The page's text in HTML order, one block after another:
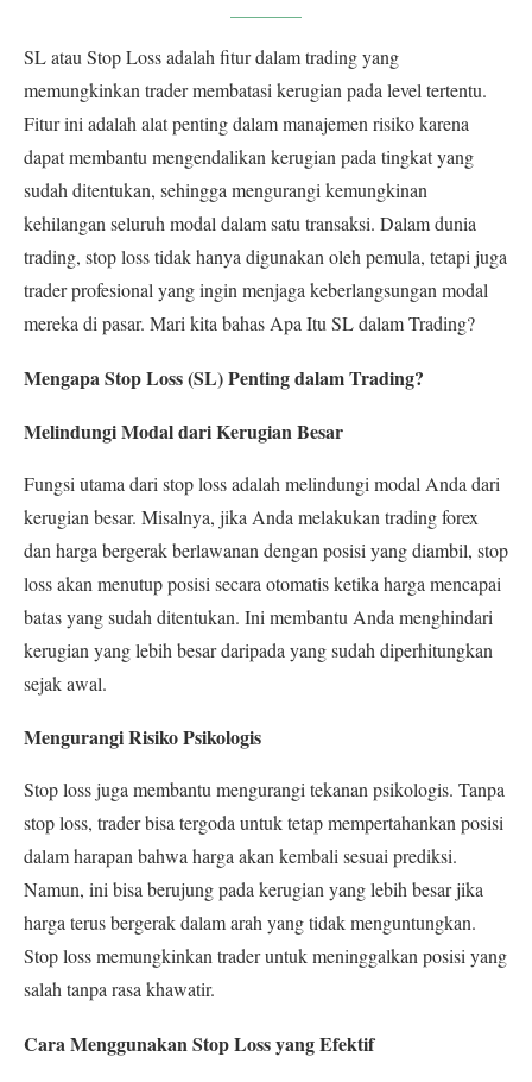
SL atau Stop Loss adalah fitur dalam trading yang
memungkinkan trader membatasi kerugian pada level tertentu.
Fitur ini adalah alat penting dalam manajemen risiko karena
dapat membantu mengendalikan kerugian pada tingkat yang
sudah ditentukan, sehingga mengurangi kemungkinan
kehilangan seluruh modal dalam satu transaksi. Dalam dunia
trading, stop loss tidak hanya digunakan oleh pemula, tetapi juga
trader profesional yang ingin menjaga keberlangsungan modal
mereka di pasar. Mari kita bahas Apa Itu SL dalam Trading?
Mengapa Stop Loss (SL) Penting dalam Trading?
Melindungi Modal dari Kerugian Besar
Fungsi utama dari stop loss adalah melindungi modal Anda dari
kerugian besar. Misalnya, jika Anda melakukan trading forex
dan harga bergerak berlawanan dengan posisi yang diambil, stop
loss akan menutup posisi secara otomatis ketika harga mencapai
batas yang sudah ditentukan. Ini membantu Anda menghindari
kerugian yang lebih besar daripada yang sudah diperhitungkan
sejak awal.
Mengurangi Risiko Psikologis
Stop loss juga membantu mengurangi tekanan psikologis. Tanpa
stop loss, trader bisa tergoda untuk tetap mempertahankan posisi
dalam harapan bahwa harga akan kembali sesuai prediksi.
Namun, ini bisa berujung pada kerugian yang lebih besar jika
harga terus bergerak dalam arah yang tidak menguntungkan.
Stop loss memungkinkan trader untuk meninggalkan posisi yang
salah tanpa rasa khawatir.
Cara Menggunakan Stop Loss yang Efektif